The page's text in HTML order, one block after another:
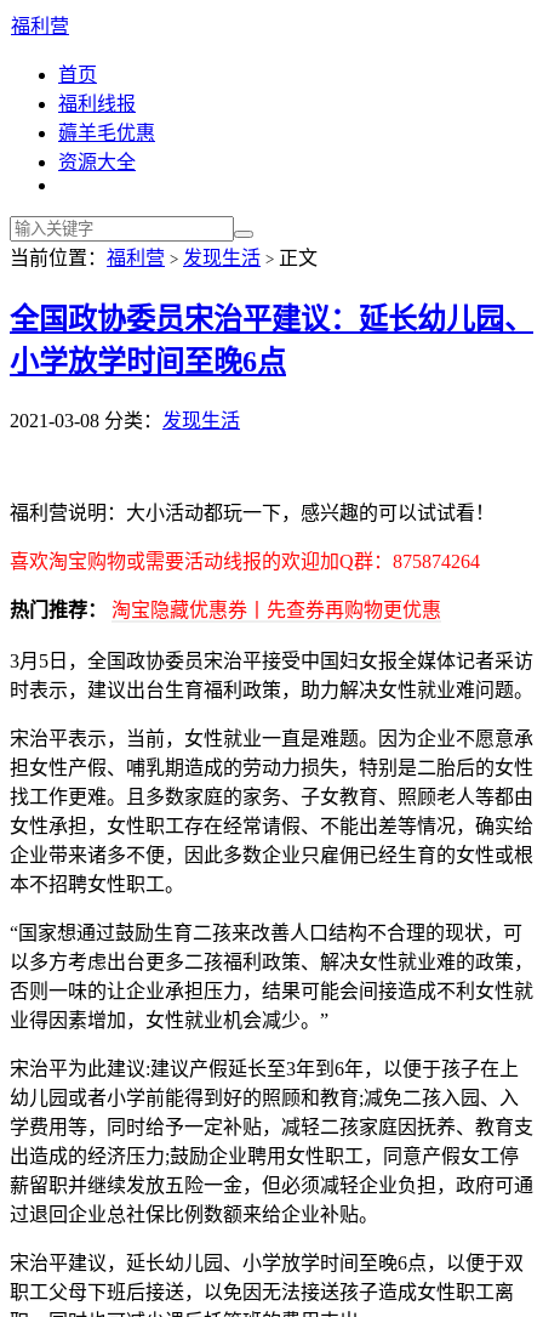
福利营
首页
福利线报
薅羊毛优惠
资源大全
当前位置： 福利营 > 发现生活 > 正文
全国政协委员宋治平建议：延长幼儿园、
小学放学时间至晚6点
2021-03-08 分类： 发现生活
福利营说明：大小活动都玩一下，感兴趣的可以试试看！
喜欢淘宝购物或需要活动线报的欢迎加Q群：875874264
热门推荐： 淘宝隐藏优惠券丨先查券再购物更优惠
3月5日，全国政协委员宋治平接受中国妇女报全媒体记者采访
时表示，建议出台生育福利政策，助力解决女性就业难问题。
宋治平表示，当前，女性就业一直是难题。因为企业不愿意承
担女性产假、哺乳期造成的劳动力损失，特别是二胎后的女性
找工作更难。且多数家庭的家务、子女教育、照顾老人等都由
女性承担，女性职工存在经常请假、不能出差等情况，确实给
企业带来诸多不便，因此多数企业只雇佣已经生育的女性或根
本不招聘女性职工。
“国家想通过鼓励生育二孩来改善人口结构不合理的现状，可
以多方考虑出台更多二孩福利政策、解决女性就业难的政策，
否则一味的让企业承担压力，结果可能会间接造成不利女性就
业得因素增加，女性就业机会减少。”
宋治平为此建议:建议产假延长至3年到6年，以便于孩子在上
幼儿园或者小学前能得到好的照顾和教育;减免二孩入园、入
学费用等，同时给予一定补贴，减轻二孩家庭因抚养、教育支
出造成的经济压力;鼓励企业聘用女性职工，同意产假女工停
薪留职并继续发放五险一金，但必须减轻企业负担，政府可通
过退回企业总社保比例数额来给企业补贴。
宋治平建议，延长幼儿园、小学放学时间至晚6点，以便于双
职工父母下班后接送，以免因无法接送孩子造成女性职工离